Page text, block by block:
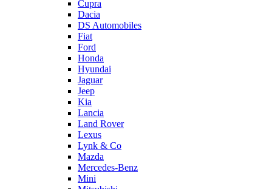
Cupra
Dacia
DS Automobiles
Fiat
Ford
Honda
Hyundai
Jaguar
Jeep
Kia
Lancia
Land Rover
Lexus
Lynk & Co
Mazda
Mercedes-Benz
Mini